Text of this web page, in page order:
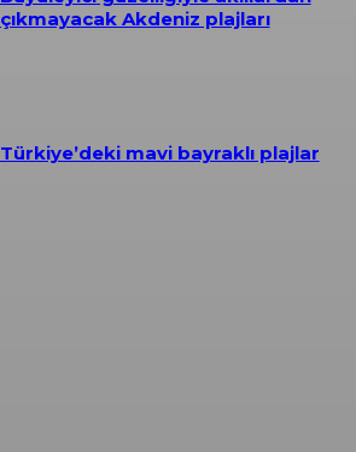
çıkmayacak Akdeniz plajları
Türkiye’deki mavi bayraklı plajlar